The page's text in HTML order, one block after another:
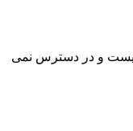
و در دسترس نمی